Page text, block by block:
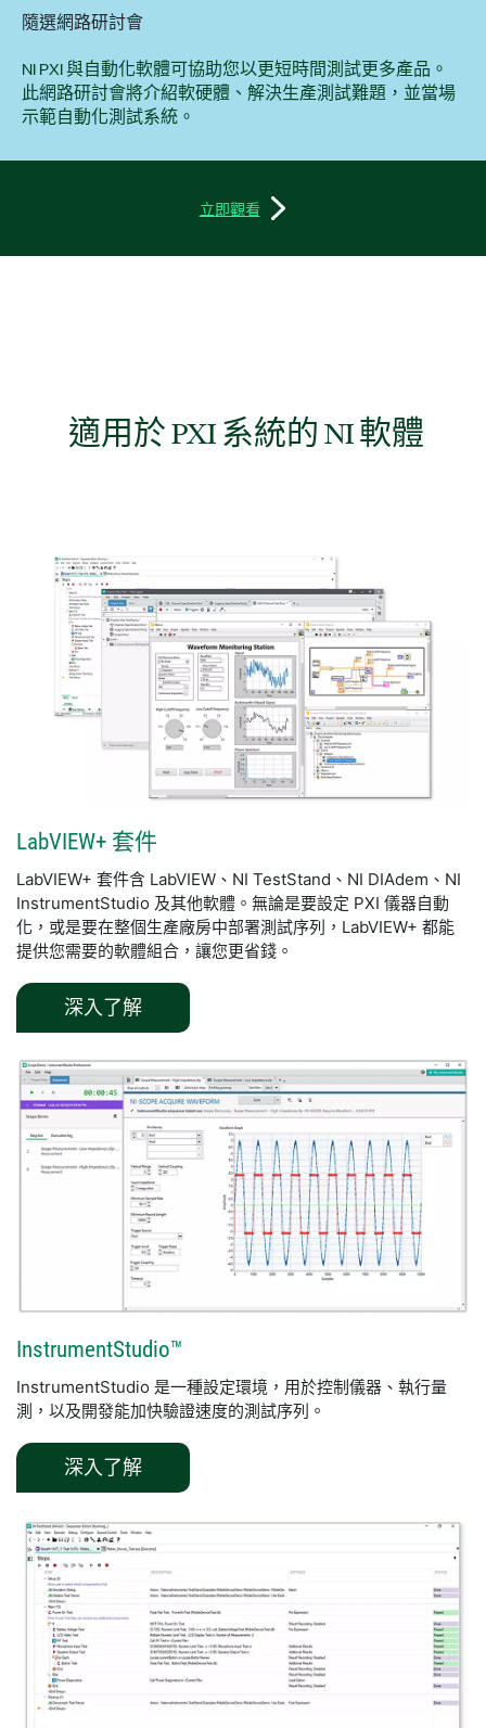
隨選網路研討會
NI PXI 與自動化軟體可協助您以更短時間測試更多產品。
此網路研討會將介紹軟硬體、解決生產測試難題，並當場
示範自動化測試系統。
立即觀看
適用於 PXI 系統的 NI 軟體
LabVIEW+ 套件
LabVIEW+ 套件含 LabVIEW、NI TestStand、NI DIAdem、NI
InstrumentStudio 及其他軟體。無論是要設定 PXI 儀器自動
化，或是要在整個生產廠房中部署測試序列，LabVIEW+ 都能
提供您需要的軟體組合，讓您更省錢。
深入了解
InstrumentStudio™
InstrumentStudio 是一種設定環境，用於控制儀器、執行量
測，以及開發能加快驗證速度的測試序列。
深入了解